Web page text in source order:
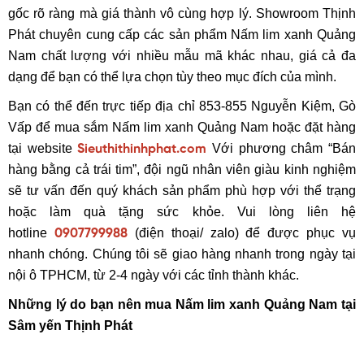
gốc rõ ràng mà giá thành vô cùng hợp lý. Showroom Thịnh
Phát chuyên cung cấp các sản phẩm Nấm lim xanh Quảng
Nam chất lượng với nhiều mẫu mã khác nhau, giá cả đa
dạng để bạn có thể lựa chọn tùy theo mục đích của mình.
Bạn có thể đến trực tiếp địa chỉ 853-855 Nguyễn Kiệm, Gò
Vấp để mua sắm Nấm lim xanh Quảng Nam hoặc đặt hàng
tại website Sieuthithinhphat.com Với phương châm “Bán
hàng bằng cả trái tim”, đội ngũ nhân viên giàu kinh nghiệm
sẽ tư vấn đến quý khách sản phẩm phù hợp với thể trạng
hoặc làm quà tặng sức khỏe. Vui lòng liên hệ
hotline 0907799988(điện thoại/ zalo) để được phục vụ
nhanh chóng. Chúng tôi sẽ giao hàng nhanh trong ngày tại
nội ô TPHCM, từ 2-4 ngày với các tỉnh thành khác.
Những lý do bạn nên mua Nấm lim xanh Quảng Nam tại
Sâm yến Thịnh Phát